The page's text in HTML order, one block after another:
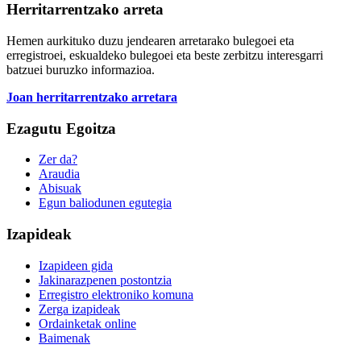
Herritarrentzako arreta
Hemen aurkituko duzu jendearen arretarako bulegoei eta
erregistroei, eskualdeko bulegoei eta beste zerbitzu interesgarri
batzuei buruzko informazioa.
Joan herritarrentzako arretara
Ezagutu Egoitza
Zer da?
Araudia
Abisuak
Egun baliodunen egutegia
Izapideak
Izapideen gida
Jakinarazpenen postontzia
Erregistro elektroniko komuna
Zerga izapideak
Ordainketak online
Baimenak